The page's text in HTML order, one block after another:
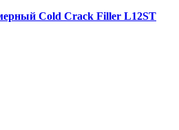
Cold Crack Filler L12SТ